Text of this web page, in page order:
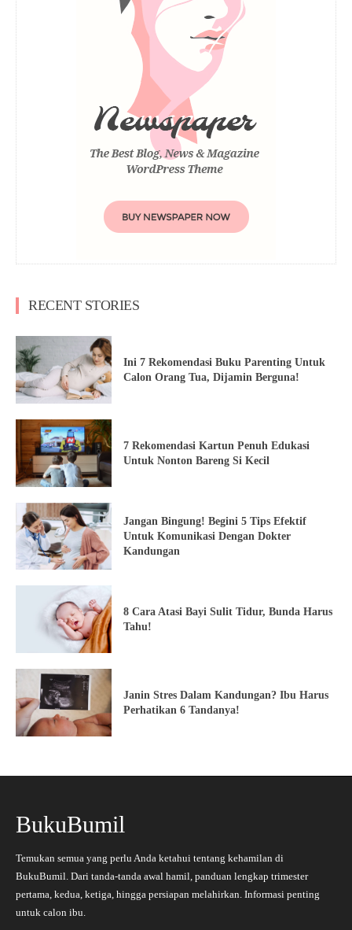
RECENT STORIES
Ini 7 Rekomendasi Buku Parenting Untuk
Calon Orang Tua, Dijamin Berguna!
7 Rekomendasi Kartun Penuh Edukasi
Untuk Nonton Bareng Si Kecil
Jangan Bingung! Begini 5 Tips Efektif
Untuk Komunikasi Dengan Dokter
Kandungan
8 Cara Atasi Bayi Sulit Tidur, Bunda Harus
Tahu!
Janin Stres Dalam Kandungan? Ibu Harus
Perhatikan 6 Tandanya!
BukuBumil
Temukan semua yang perlu Anda ketahui tentang kehamilan di
BukuBumil. Dari tanda-tanda awal hamil, panduan lengkap trimester
pertama, kedua, ketiga, hingga persiapan melahirkan. Informasi penting
untuk calon ibu.